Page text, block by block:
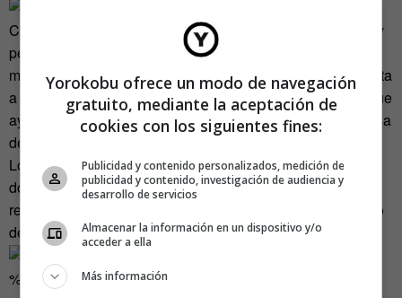
Con estas dos nuevas funciones interactivas, sensoriales y
personalizadas, el catálogo de Ikea está al alcance de la
mano de la forma más literal posible. Con esta app, la vuelta
a la rutina tras las vacaciones se hará más llevadera, ya que
ayuda a poner en orden las estancias y dar alegría a la casa
de una manera sencilla y amena.
Lo sentimos por esas personas imaginativas que tienen el
don de visualizar en su cabeza cómo quedará algo en la
realidad, porque su habilidad ahora está al alcance incluso
de los menos creativos gracias a la nueva app de Ikea.
%CODE123%
Yorokobu ofrece un modo de navegación
gratuito, mediante la aceptación de
cookies con los siguientes fines:
Publicidad y contenido personalizados, medición de
publicidad y contenido, investigación de audiencia y
desarrollo de servicios
Almacenar la información en un dispositivo y/o
acceder a ella
Más información